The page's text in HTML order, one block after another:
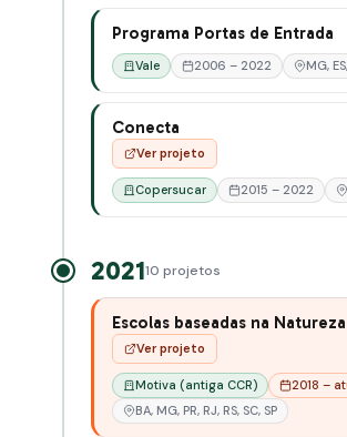
Programa Portas de Entrada
Vale 2006 – 2022 MG,
Conecta
Ver projeto
Copersucar 2015 – 2022
202110 projetos
Escolas baseadas na Natureza
Ver projeto
Motiva (antiga CCR)
2018 –
BA, MG, PR, RJ, RS, SC, SP